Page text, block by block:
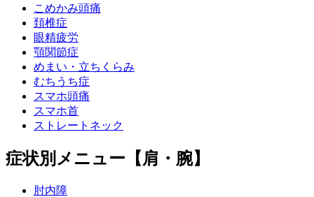
こめかみ頭痛
頚椎症
眼精疲労
顎関節症
めまい・立ちくらみ
むちうち症
スマホ頭痛
スマホ首
ストレートネック
症状別メニュー【肩・腕】
肘内障